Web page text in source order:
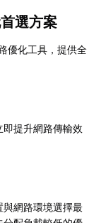
選方案
優化工具，提供全
提升網路傳輸效
網路環境選擇最